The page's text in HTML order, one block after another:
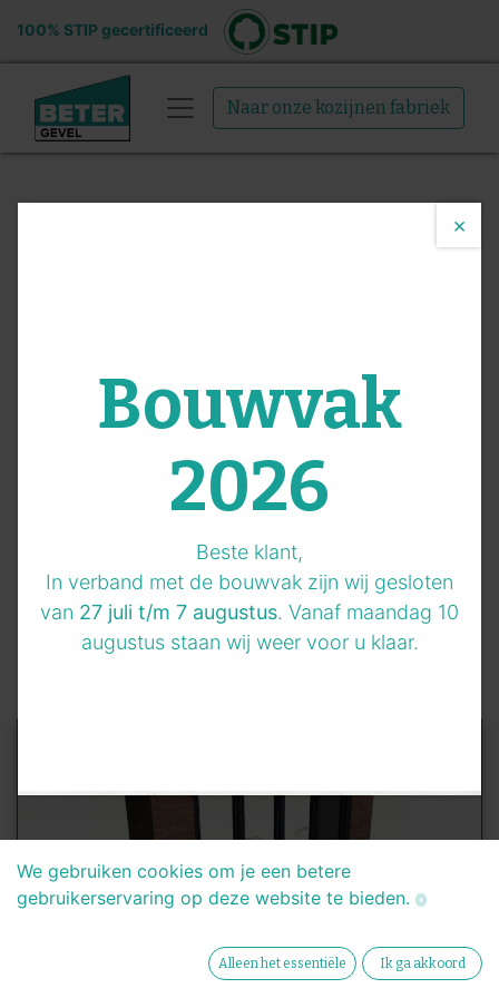
100% STIP gecertificeerd
Naar onze kozijnen fabriek
met
gevelkleding
bijBeterGevel
×
Bouwvak
2026
Beste klant,
In verband met de bouwvak zijn wij gesloten
van 27 juli t/m 7 augustus. Vanaf maandag 10
augustus staan wij weer voor u klaar.
We gebruiken cookies om je een betere
gebruikerservaring op deze website te bieden.
Alleen het essentiële Ik ga akkoord